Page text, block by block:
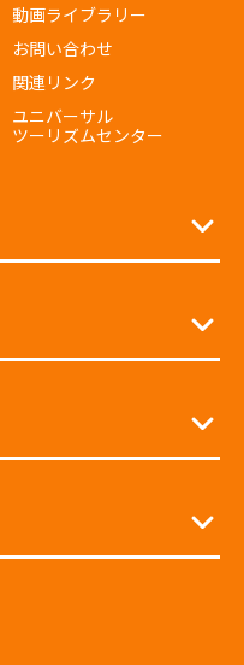
動画ライブラリー
お問い合わせ
関連リンク
ユニバーサル
ツーリズムセンター